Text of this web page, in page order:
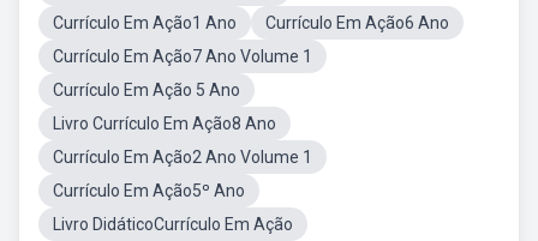
Currículo Em Ação1 Ano
Currículo Em Ação6 Ano
Currículo Em Ação7 Ano Volume 1
Currículo Em Ação 5 Ano
Livro Currículo Em Ação8 Ano
Currículo Em Ação2 Ano Volume 1
Currículo Em Ação5º Ano
Livro DidáticoCurrículo Em Ação